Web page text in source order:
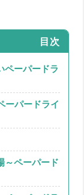
目次
ペーパードラ
ーパードライ
～ペーパード